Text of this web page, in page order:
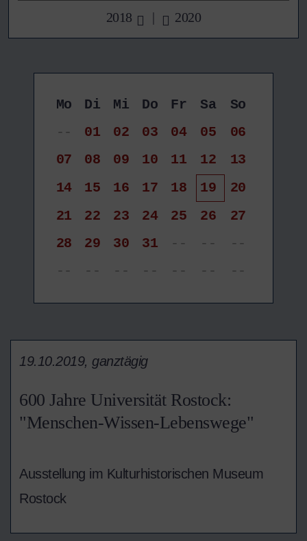
2018 | 2020
Mo Di Mi Do Fr Sa
So
--
01 02 03 04 05
06
07
08 09 10 11 12
13
14
15 16 17 18 19
20
21
22 23 24 25 26
27
28
29 30 31 -- --
--
--
-- -- -- -- -- --
600 Jahre Universität Rostock:
"Menschen-Wissen-Lebenswege"
19.10.2019, ganztägig
Ausstellung im Kulturhistorischen Museum
Rostock